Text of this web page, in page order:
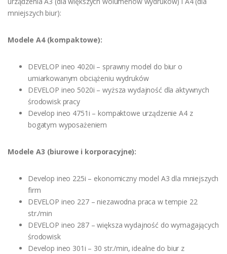
mniejszych biur):
Modele A4 (kompaktowe):
DEVELOP ineo 4020i – sprawny model do biur o
umiarkowanym obciążeniu wydruków
DEVELOP ineo 5020i – wyższa wydajność dla aktywnych
środowisk pracy
Develop ineo 4751i – kompaktowe urządzenie A4 z
bogatym wyposażeniem
Modele A3 (biurowe i korporacyjne):
Develop ineo 225i – ekonomiczny model A3 dla mniejszych
firm
DEVELOP ineo 227 – niezawodna praca w tempie 22
str./min
DEVELOP ineo 287 – większa wydajność do wymagających
środowisk
Develop ineo 301i – 30 str./min, idealne do biur z